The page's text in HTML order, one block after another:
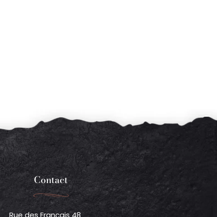
Contact
Rue des Français 48